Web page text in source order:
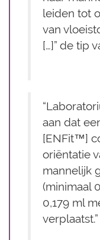
leiden tot
van
[…]” de tip
aan dat
[ENFit™]
oriëntatie
mannelijk
(minimaal
0,179 ml
verplaatst.”